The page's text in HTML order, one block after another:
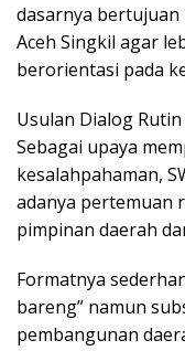
dasarnya
Aceh Singkil agar
berorientasi pada
Usulan Dialog
Sebagai upaya
kesalahpahaman,
adanya pertemuan
pimpinan daerah
Formatnya
bareng” namun
pembangunan